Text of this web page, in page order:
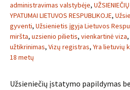
administravimas valstybėje,
YPATUMAI LIETUVOS RESPUBLIKOJE,
gyventi, Užsienietis įgyja Lietuvos
miršta, uzsienio pilietis, vienkartinė viza,
užtikrinimas, Vizų registras, Yra lietuvių
18 metų
Užsieniečių įstatymo papildymas